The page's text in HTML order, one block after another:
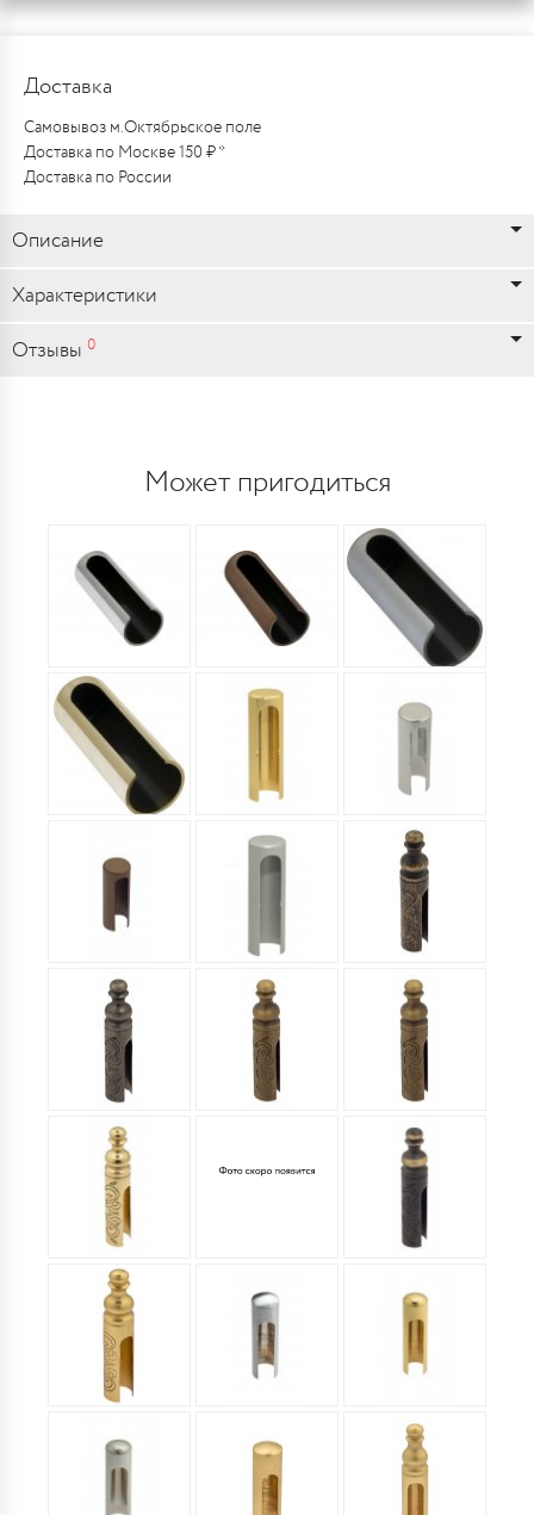
Доставка
Самовывоз м.Октябрьское поле
Доставка по Москве 150 ₽ *
Доставка по России
Описание
Характеристики
Отзывы 0
Может пригодиться